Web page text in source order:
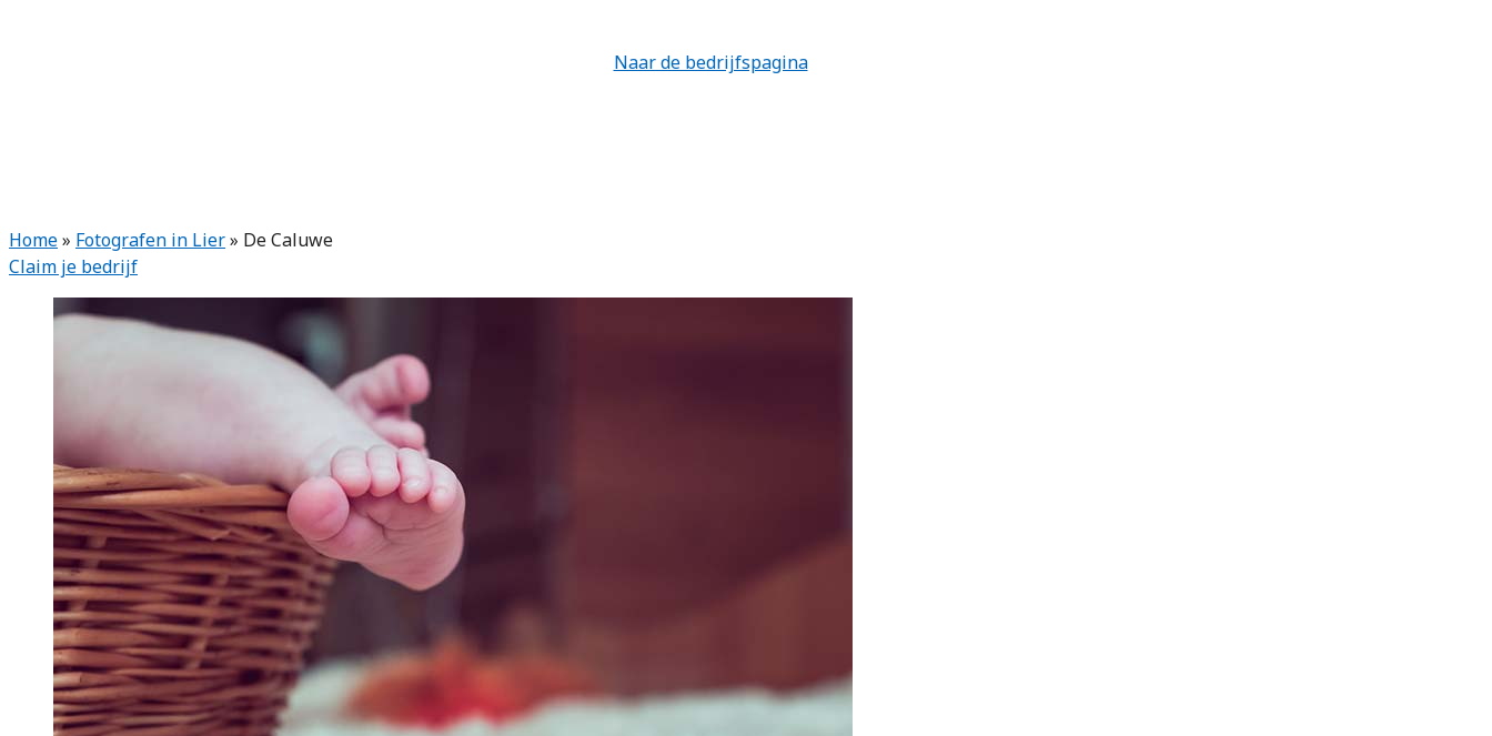
Naar de bedrijfspagina
Home» Fotografen in Lier» De Caluwe
Claim je bedrijf